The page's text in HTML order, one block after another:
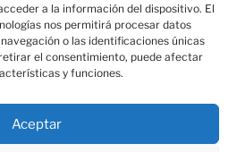
a la información del dispositivo. El
nos permitirá procesar datos
o las identificaciones únicas
el consentimiento, puede afectar
y funciones.
Aceptar